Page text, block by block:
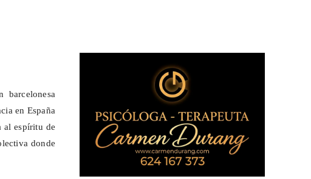
barcelonesa
en España
al espíritu de
donde